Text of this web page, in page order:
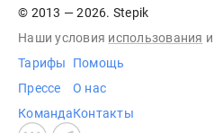
© 2013 — 2026. Stepik
Наши условия использования и
Тарифы
Прессе
Команда
Помощь
О нас
Контакты